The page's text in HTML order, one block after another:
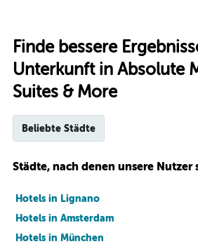
Finde bessere
Unterkunft in Absolute
Suites & More
Beliebte Städte
Städte, nach denen unsere Nutzer
Hotels in Lignano
Hotels in Amsterdam
Hotels in München